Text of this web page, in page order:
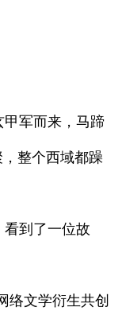
军而来，马蹄
整个西域都躁
到了一位故
络文学衍生共创